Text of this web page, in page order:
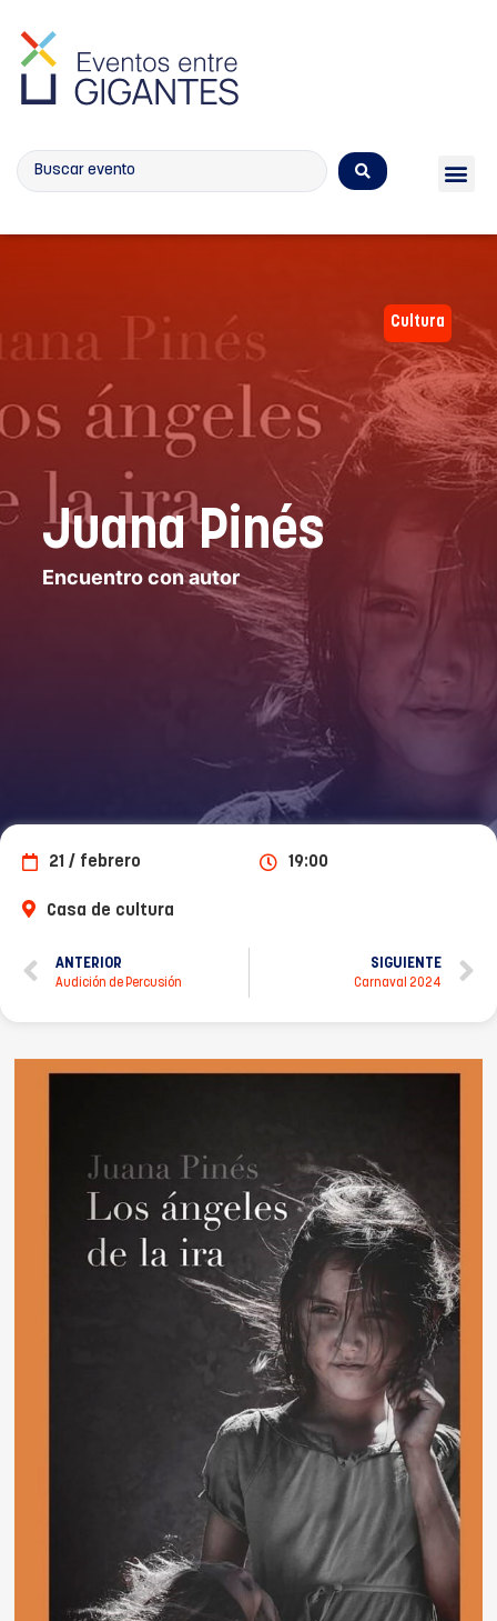
Juana Pinés
Encuentro con autor
Cultura
21 / febrero 19:00
Casa de cultura
ANTERIOR
Audición de Percusión
SIGUIENTE
Carnaval 2024